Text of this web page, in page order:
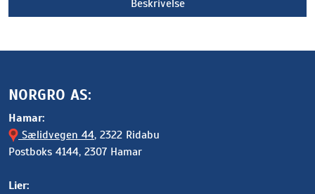
Beskrivelse
NORGRO AS:
Hamar:
Sælidvegen 44, 2322 Ridabu
Postboks 4144, 2307 Hamar
Lier: